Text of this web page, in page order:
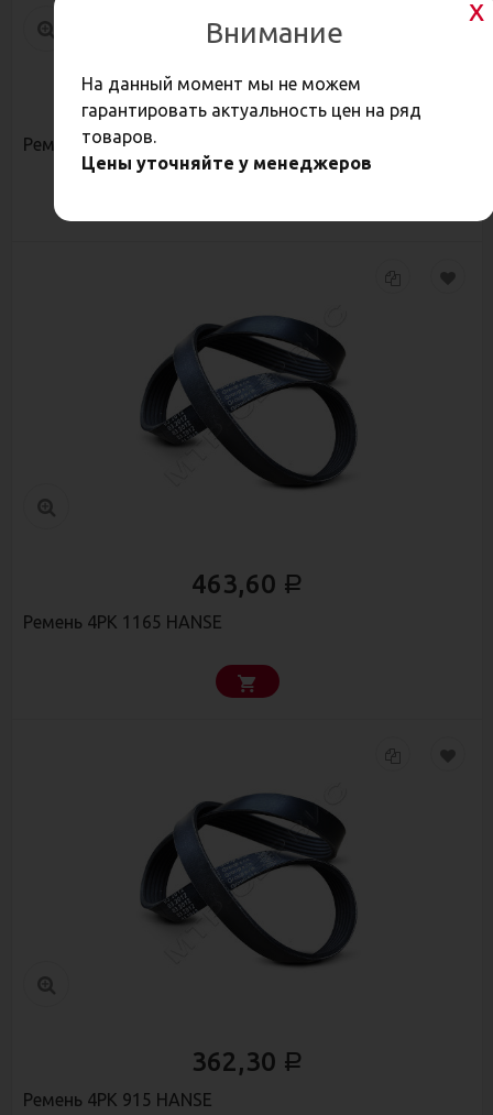
187,20Р
Ремень 3РК 630 HANSE
463,60 Р
Ремень 4РК 1165 HANSE
362,30 Р
Ремень 4РК 915 HANSE
Внимание
На данный момент мы не можем
гарантировать актуальность цен на ряд
товаров.
Цены уточняйте у менеджеров